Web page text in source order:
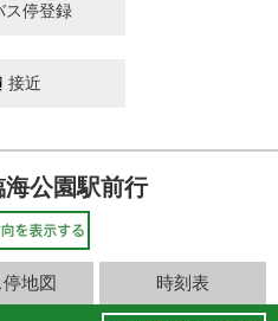
ス停登録
接近
公園駅前行
地図 時刻表